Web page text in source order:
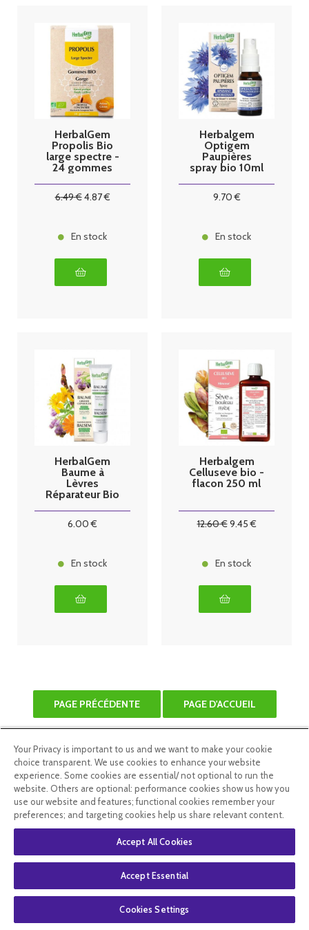
HerbalGem
Propolis Bio
large spectre -
24 gommes
6.49€4.87€
En stock
Herbalgem
Optigem
Paupières
spray bio 10ml
9.70€
En stock
HerbalGem
Baume à
Lèvres
Réparateur Bio
6.00 €
En stock
Herbalgem
Celluseve bio -
flacon 250 ml
12.60€9.45€
En stock
OFFERTE DÈS 59€
PAIEMENT 100%
SÉCURISÉ
Your Privacy is important to us and we want to make your cookie
choice transparent. We use cookies to enhance your website
experience. Some cookies are essential/ not optional to run the
website. Others are optional: performance cookies show us how you
use our website and features; functional cookies remember your
preferences; and targeting cookies help us share relevant content.
Accept All Cookies
Accept Essential
Cookies Settings